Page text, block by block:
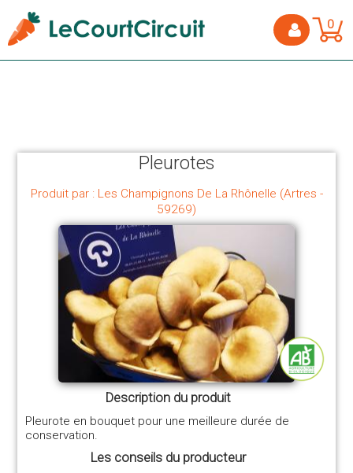
0
Pleurotes
Produit par : Les Champignons De La Rhônelle (Artres -
59269)
Description du produit
Pleurote en bouquet pour une meilleure durée de
conservation.
Les conseils du producteur